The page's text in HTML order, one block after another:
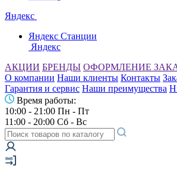
Яндекс
Яндекс Станции
Яндекс
АКЦИИ БРЕНДЫ ОФОРМЛЕНИЕ
О компании Наши клиенты Контакты
Гарантия и сервис Наши преимущества
Время работы:
10:00 - 21:00 Пн - Пт
11:00 - 20:00 Сб - Вс